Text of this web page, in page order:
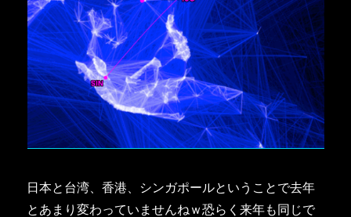
日本と台湾、香港、シンガポールということで去年
とあまり変わっていませんねｗ恐らく来年も同じで